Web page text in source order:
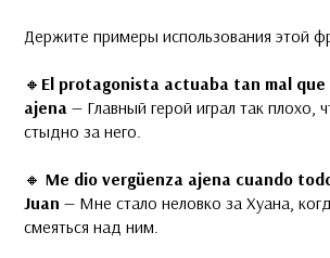
Держите примеры использования этой
🔸 El protagonista actuaba tan mal
ajena — Главный герой играл так плохо,
стыдно за него.
🔸 Me dio vergüenza ajena cuando
Juan — Мне стало неловко за Хуана,
смеяться над ним.